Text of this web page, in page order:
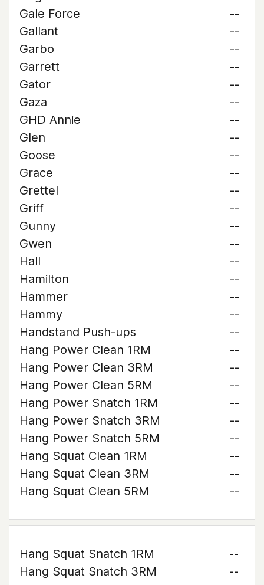
Gale Force
--
Gallant
--
Garbo
--
Garrett
--
Gator
--
Gaza
--
GHD Annie
--
Glen
--
Goose
--
Grace
--
Grettel
--
Griff
--
Gunny
--
Gwen
--
Hall
--
Hamilton
--
Hammer
--
Hammy
--
Handstand Push-ups
--
Hang Power Clean 1RM
--
Hang Power Clean 3RM
--
Hang Power Clean 5RM
--
Hang Power Snatch 1RM
--
Hang Power Snatch 3RM
--
Hang Power Snatch 5RM
--
Hang Squat Clean 1RM
--
Hang Squat Clean 3RM
--
Hang Squat Clean 5RM
--
Hang Squat Snatch 1RM
--
Hang Squat Snatch 3RM
--